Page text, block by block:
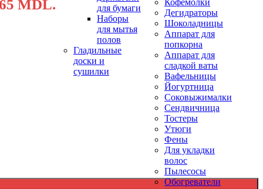
для бумаги
Наборы
для мытья
полов
Гладильные
доски и
сушилки
Кофемолки
Дегидраторы
Шоколадницы
Аппарат для
попкорна
Аппарат для
сладкой ваты
Вафельницы
Йогуртница
Соковыжималки
Сендвичница
Тостеры
Утюги
Фены
Для укладки
волос
Пылесосы
Обогреватели
MDL.